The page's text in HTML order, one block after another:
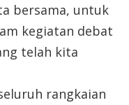
bersama, untuk
kegiatan debat
telah kita
rangkaian